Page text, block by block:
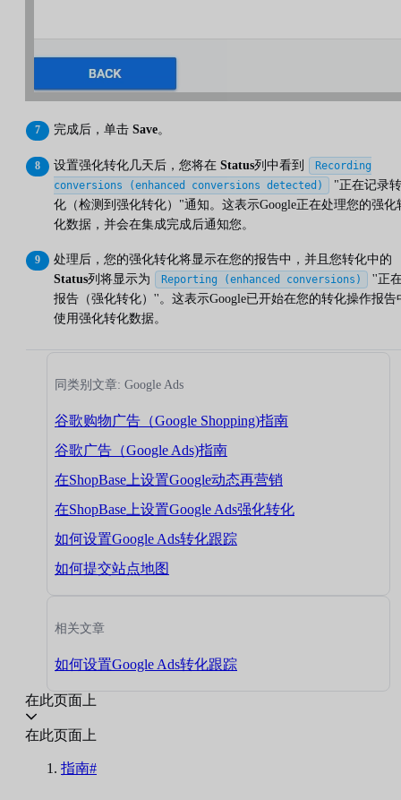
完成后，单击 Save。
设置强化转化几天后，您将在 Status列中看到
Recording
conversions (enhanced conversions detected)
"正在记录转
化（检测到强化转化）"通知。这表示Google正在处理您的强化
化数据，并会在集成完成后通知您。
处理后，您的强化转化将显示在您的报告中，并且您转化中的
Status列将显示为 Reporting (enhanced conversions)
''正
报告（强化转化）''。这表示Google已开始在您的转化操作报告
使用强化转化数据。
同类别文章: Google Ads
谷歌购物广告（Google Shopping)指南
谷歌广告（Google Ads)指南
在ShopBase上设置Google动态再营销
在ShopBase上设置Google Ads强化转化
如何设置Google Ads转化跟踪
如何提交站点地图
相关文章
如何设置Google Ads转化跟踪
在此页面上
在此页面上
指南#